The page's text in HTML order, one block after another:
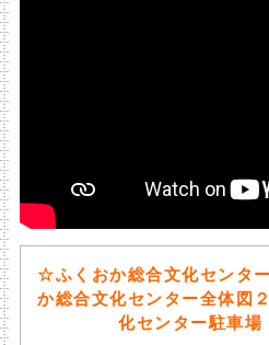
☆ふくおか総合文化センタ
か総合文化センター全体図
化センター駐車場